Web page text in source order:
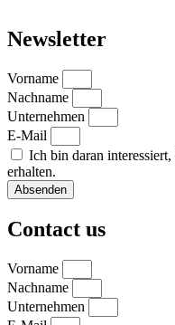
Newsletter
Vorname
Nachname
Unternehmen
E-Mail
Ich bin daran
erhalten.
Absenden
Contact us
Vorname
Nachname
Unternehmen